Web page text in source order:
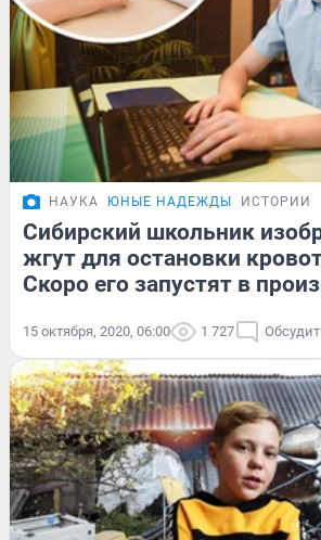
НАУКА ЮНЫЕ НАДЕЖДЫ ИСТОРИИ
Сибирский школьник
жгут для остановки
Скоро его запустят в
15 октября, 2020, 06:00 1 727